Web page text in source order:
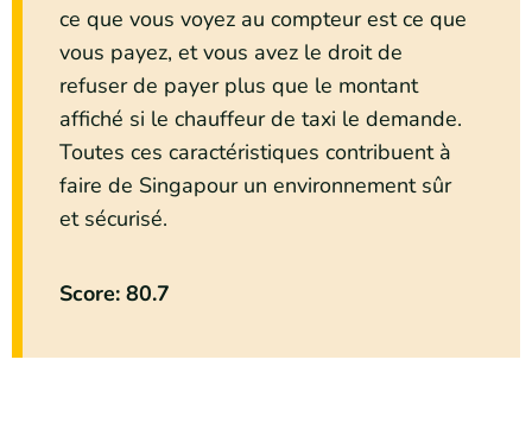
ce que vous voyez au compteur est ce que
vous payez, et vous avez le droit de
refuser de payer plus que le montant
affiché si le chauffeur de taxi le demande.
Toutes ces caractéristiques contribuent à
faire de Singapour un environnement sûr
et sécurisé.
Score: 80.7